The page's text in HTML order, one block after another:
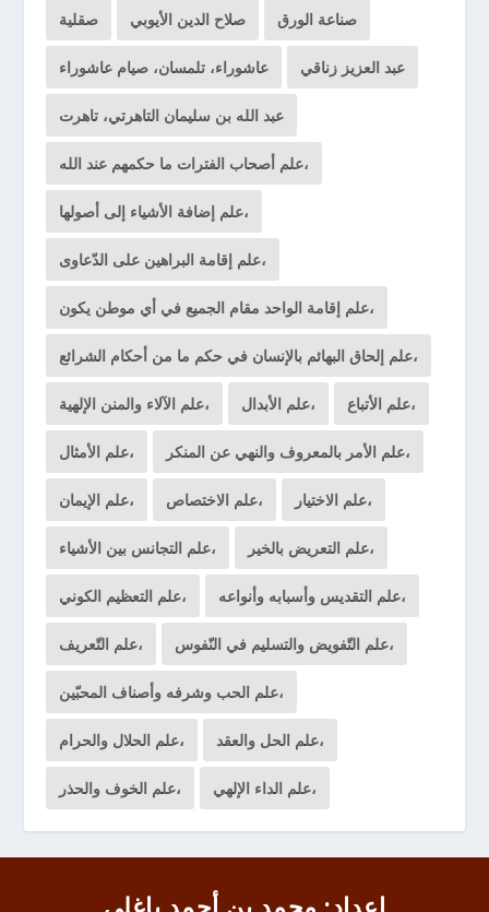
صقلية صلاح الدين الأيوبي صناعة الورق
عاشوراء، تلمسان، صيام عاشوراء عبد العزيز زناقي
عبد الله بن سليمان التاهرتي، تاهرت
علم أصحاب الفترات ما حكمهم عند الله،
علم إضافة الأشياء إلى أصولها،
علم إقامة البراهين على الدّعاوى،
علم إقامة الواحد مقام الجميع في أي موطن يكون،
علم إلحاق البهائم بالإنسان في حكم ما من أحكام الشرائع،
علم الآلاء والمنن الإلهية، علم الأبدال، علم الأتباع،
علم الأمثال، علم الأمر بالمعروف والنهي عن المنكر،
علم الإيمان، علم الاختصاص، علم الاختيار،
علم التجانس بين الأشياء، علم التعريض بالخير،
علم التعظيم الكوني، علم التقديس وأسبابه وأنواعه،
علم التّعريف، علم التّفويض والتسليم في النّفوس،
علم الحب وشرفه وأصناف المحبّين،
علم الحلال والحرام، علم الحل والعقد،
علم الخوف والحذر، علم الداء الإلهي،
إعداد: محمد بن أحمد باغلي